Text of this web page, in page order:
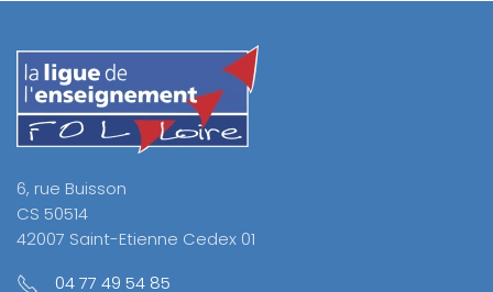
6, rue Buisson
CS 50514
42007 Saint-Etienne Cedex 01
04 77 49 54 85